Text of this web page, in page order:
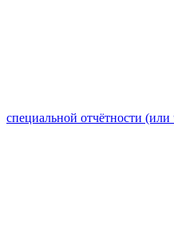
специальной отчётности (или